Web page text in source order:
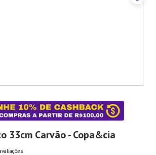
33cm Carvão - Copa&cia